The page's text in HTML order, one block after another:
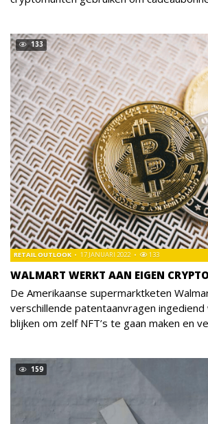
133
WALMART WERKT AAN EIGEN
RETAIL OUTLOOK 17 JANUARI 2022 133
De Amerikaanse supermarktketen
verschillende patentaanvragen ingediend
blijken om zelf NFT’s te gaan maken en
159